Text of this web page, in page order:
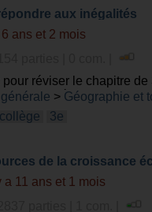
aux inégalités
ans et 2 mois
pour réviser le chapitre
toutes les échelles
> Géographie et
collège 3e
de la croissance
a 11 ans et 1 mois